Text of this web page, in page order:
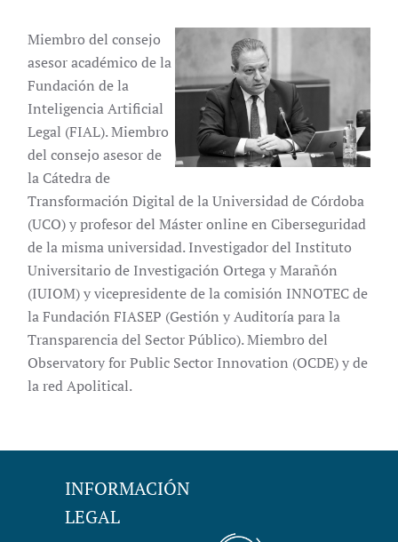
Miembro del consejo
asesor académico de la
Fundación de la
Inteligencia Artificial
Legal (FIAL). Miembro
del consejo asesor de
la Cátedra de
Transformación Digital de la Universidad de Córdoba
(UCO) y profesor del Máster online en Ciberseguridad
de la misma universidad. Investigador del Instituto
Universitario de Investigación Ortega y Marañón
(IUIOM) y vicepresidente de la comisión INNOTEC de
la Fundación FIASEP (Gestión y Auditoría para la
Transparencia del Sector Público). Miembro del
Observatory for Public Sector Innovation (OCDE) y de
la red Apolitical.
INFORMACIÓN
LEGAL